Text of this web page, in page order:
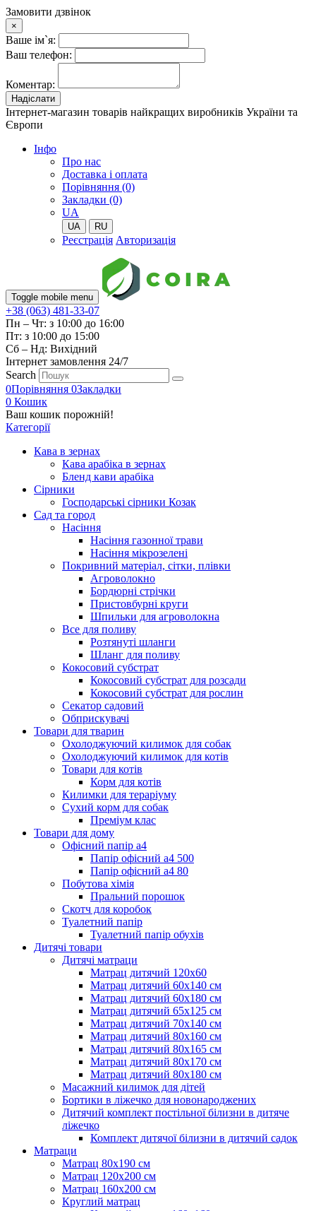
Замовити дзвінок
×
Ваше ім`я:
Ваш телефон:
Коментар:
Надіслати
Інтернет-магазин товарів найкращих виробників України та
Європи
Iнфо
Про нас
Доставка і оплата
Порівняння (0)
Закладки (0)
UA
UA RU
Реєстрація Авторизація
Toggle mobile menu
+38 (063) 481-33-07
Пн – Чт: з 10:00 до 16:00
Пт: з 10:00 до 15:00
Сб – Нд: Вихідний
Інтернет замовлення 24/7
Search
0Порівняння 0Закладки
0 Кошик
Ваш кошик порожній!
Категорії
Кава в зернах
Кава арабіка в зернах
Бленд кави арабіка
Сірники
Господарські сірники Козак
Сад та город
Насіння
Насіння газонної трави
Насіння мікрозелені
Покривний матеріал, сітки, плівки
Агроволокно
Бордюрні стрічки
Пристовбурні круги
Шпильки для агроволокна
Все для поливу
Розтянуті шланги
Шланг для поливу
Кокосовий субстрат
Кокосовий субстрат для розсади
Кокосовий субстрат для рослин
Секатор садовий
Обприскувачі
Товари для тварин
Охолоджуючий килимок для собак
Охолоджуючий килимок для котів
Товари для котів
Корм для котів
Килимки для тераріуму
Сухий корм для собак
Преміум клас
Товари для дому
Офісний папір а4
Папір офісний а4 500
Папір офісний а4 80
Побутова хімія
Пральний порошок
Скотч для коробок
Туалетний папір
Туалетний папір обухів
Дитячі товари
Дитячі матраци
Матрац дитячий 120х60
Матрац дитячий 60х140 см
Матрац дитячий 60х180 см
Матрац дитячий 65х125 см
Матрац дитячий 70х140 см
Матрац дитячий 80х160 см
Матрац дитячий 80х165 см
Матрац дитячий 80х170 см
Матрац дитячий 80х180 см
Масажний килимок для дітей
Бортики в ліжечко для новонароджених
Дитячий комплект постільної білизни в дитяче
ліжечко
Комплект дитячої білизни в дитячий садок
Матраци
Матрац 80х190 см
Матрац 120х200 см
Матрац 160х200 см
Круглий матрац